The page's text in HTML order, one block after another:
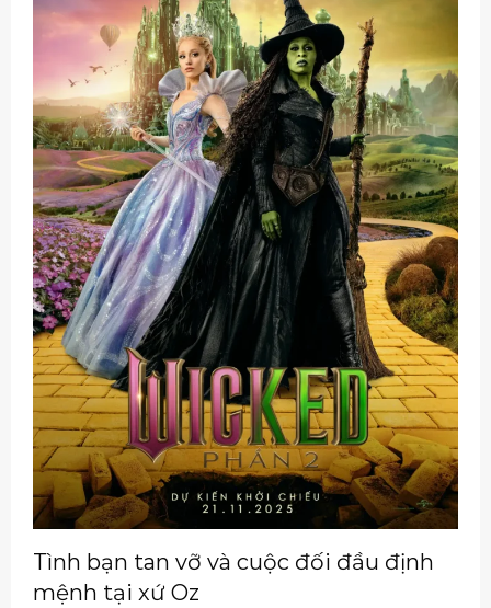
Tình bạn tan vỡ và cuộc đối đầu định
mệnh tại xứ Oz